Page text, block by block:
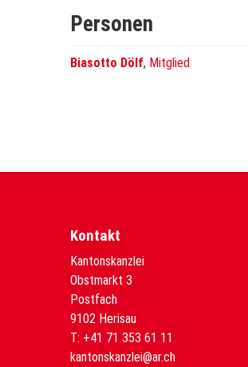
Personen
Biasotto Dölf, Mitglied
Kontakt
Kantonskanzlei
Obstmarkt 3
Postfach
9102 Herisau
T: +41 71 353 61 11
kantonskanzlei@ar.ch